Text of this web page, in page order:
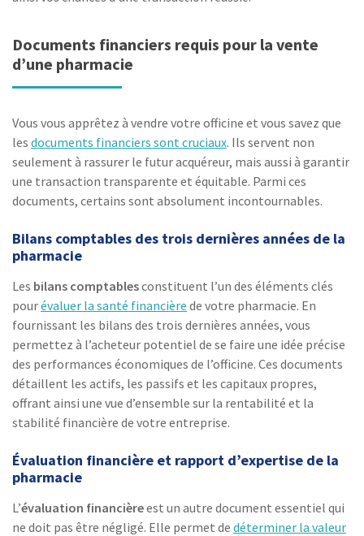
Documents financiers requis pour la vente
d’une pharmacie
Vous vous apprêtez à vendre votre officine et vous savez que
les documents financiers sont cruciaux. Ils servent non
seulement à rassurer le futur acquéreur, mais aussi à garantir
une transaction transparente et équitable. Parmi ces
documents, certains sont absolument incontournables.
Bilans comptables des trois dernières années de la
pharmacie
Les bilans comptablesconstituent l’un des éléments clés
pourévaluer la santé financière de votre pharmacie. En
fournissant les bilans des trois dernières années, vous
permettez à l’acheteur potentiel de se faire une idée précise
des performances économiques de l’officine. Ces documents
détaillent les actifs, les passifs et les capitaux propres,
offrant ainsi une vue d’ensemble sur la rentabilité et la
stabilité financière de votre entreprise.
Évaluation financière et rapport d’expertise de la
pharmacie
L’évaluation financièreest un autre document essentiel qui
ne doit pas être négligé. Elle permet de déterminer la valeur